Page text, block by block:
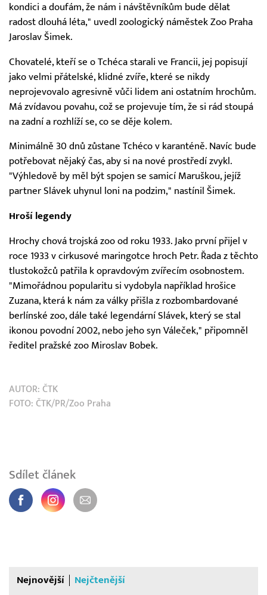
kondici a doufám, že nám i návštěvníkům bude dělat
radost dlouhá léta," uvedl zoologický náměstek Zoo Praha
Jaroslav Šimek.
Chovatelé, kteří se o Tchéca starali ve Francii, jej popisují
jako velmi přátelské, klidné zvíře, které se nikdy
neprojevovalo agresivně vůči lidem ani ostatním hrochům.
Má zvídavou povahu, což se projevuje tím, že si rád stoupá
na zadní a rozhlíží se, co se děje kolem.
Minimálně 30 dnů zůstane Tchéco v karanténě. Navíc bude
potřebovat nějaký čas, aby si na nové prostředí zvykl.
"Výhledově by měl být spojen se samicí Maruškou, jejíž
partner Slávek uhynul loni na podzim," nastínil Šimek.
Hroší legendy
Hrochy chová trojská zoo od roku 1933. Jako první přijel v
roce 1933 v cirkusové maringotce hroch Petr. Řada z těchto
tlustokožců patřila k opravdovým zvířecím osobnostem.
"Mimořádnou popularitu si vydobyla například hrošice
Zuzana, která k nám za války přišla z rozbombardované
berlínské zoo, dále také legendární Slávek, který se stal
ikonou povodní 2002, nebo jeho syn Váleček," připomněl
ředitel pražské zoo Miroslav Bobek.
AUTOR: ČTK
FOTO: ČTK/PR/Zoo Praha
Sdílet článek
Nejnovější Nejčtenější